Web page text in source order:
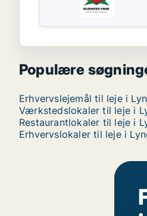
Populære
Erhvervslejemål til leje i
Værkstedslokaler til leje i
Restaurantlokaler til leje i
Erhvervslokaler til leje i